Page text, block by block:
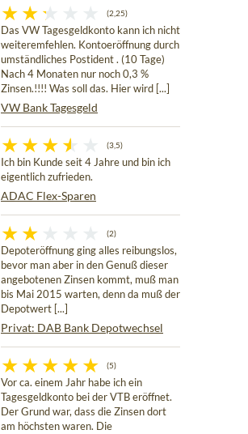
(2,25)
Das VW Tagesgeldkonto kann ich nicht
weiteremfehlen. Kontoeröffnung durch
umständliches Postident . (10 Tage)
Nach 4 Monaten nur noch 0,3 %
Zinsen.!!!! Was soll das. Hier wird [...]
VW Bank Tagesgeld
(3,5)
Ich bin Kunde seit 4 Jahre und bin ich
eigentlich zufrieden.
ADAC Flex-Sparen
(2)
Depoteröffnung ging alles reibungslos,
bevor man aber in den Genuß dieser
angebotenen Zinsen kommt, muß man
bis Mai 2015 warten, denn da muß der
Depotwert [...]
Privat: DAB Bank Depotwechsel
(5)
Vor ca. einem Jahr habe ich ein
Tagesgeldkonto bei der VTB eröffnet.
Der Grund war, dass die Zinsen dort
am höchsten waren. Die